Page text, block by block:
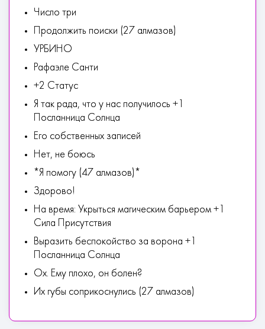
Число три
Продолжить поиски (27 алмазов)
УРБИНО
Рафаэле Санти
+2 Статус
Я так рада, что у нас получилось +1
Посланница Солнца
Его собственных записей
Нет, не боюсь
*Я помогу (47 алмазов)*
Здорово!
На время: Укрыться магическим барьером +1
Сила Присутствия
Выразить беспокойство за ворона +1
Посланница Солнца
Ох. Ему плохо, он болен?
Их губы соприкоснулись (27 алмазов)